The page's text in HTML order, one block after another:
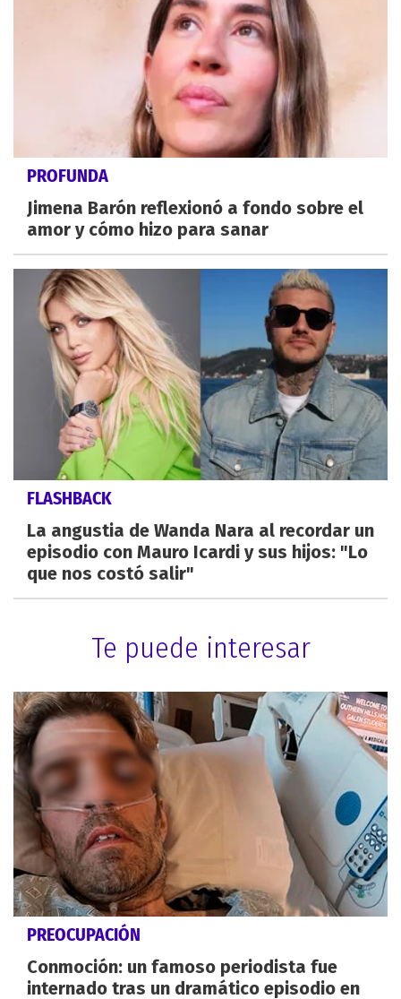
PROFUNDA
Jimena Barón reflexionó a fondo sobre el
amor y cómo hizo para sanar
FLASHBACK
La angustia de Wanda Nara al recordar un
episodio con Mauro Icardi y sus hijos: "Lo
que nos costó salir"
Te puede interesar
PREOCUPACIÓN
Conmoción: un famoso periodista fue
internado tras un dramático episodio en